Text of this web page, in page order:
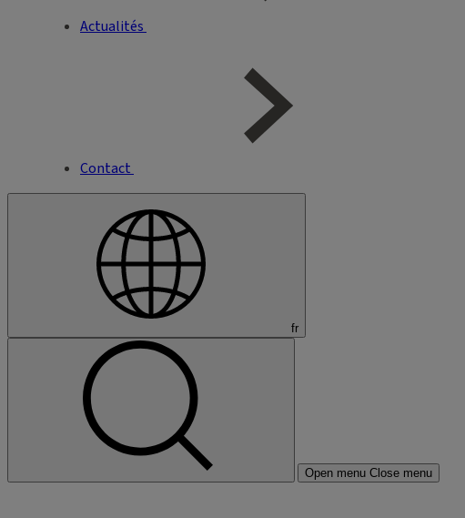
Actualités
Contact
fr
Open menu Close menu